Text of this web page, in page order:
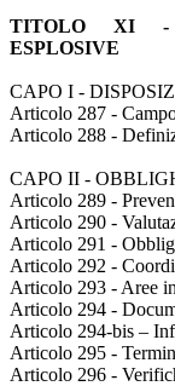
TITOLO XI -
ESPLOSIVE
CAPO I -
Articolo 287 -
Articolo 288 -
CAPO II -
Articolo 289 -
Articolo 290 -
Articolo 291 -
Articolo 292 -
Articolo 293 - Aree
Articolo 294 -
Articolo 294-bis –
Articolo 295 -
Articolo 296 -